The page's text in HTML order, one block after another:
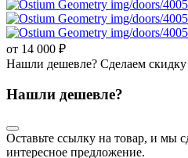
от 14 000 ₽
Нашли дешевле? Сделаем скидку
Нашли дешевле?
Оставьте ссылку на товар, и мы
интересное предложение.